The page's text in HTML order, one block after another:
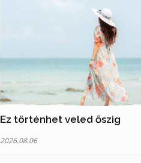
Ez történhet veled őszig
2026.08.06